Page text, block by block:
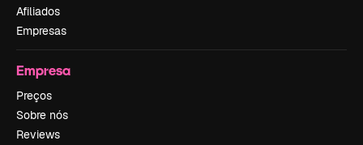
Afiliados
Empresas
Empresa
Preços
Sobre nós
Reviews